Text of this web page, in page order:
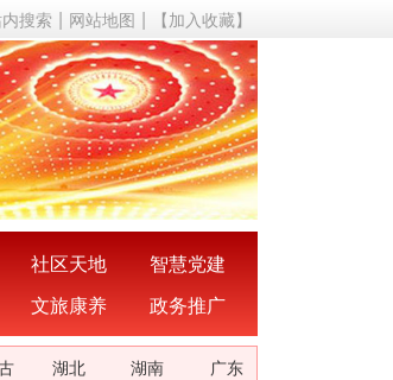
搜索 网站地图 【加入收藏】
社区天地
智慧党建
文旅康养 政务推广
湖北 湖南
广东